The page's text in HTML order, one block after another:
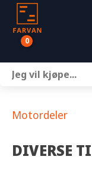
0
Motordeler
DIVERSE